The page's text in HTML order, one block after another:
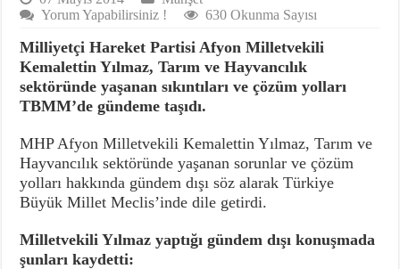
Yorum Yapabilirsiniz !
630 Okunma Sayısı
Milliyetçi Hareket Partisi Afyon Milletvekili
Kemalettin Yılmaz, Tarım ve Hayvancılık
sektöründe yaşanan sıkıntıları ve çözüm yolları
TBMM’de gündeme taşıdı.
MHP Afyon Milletvekili Kemalettin Yılmaz, Tarım ve
Hayvancılık sektöründe yaşanan sorunlar ve çözüm
yolları hakkında gündem dışı söz alarak Türkiye
Büyük Millet Meclis’inde dile getirdi.
Milletvekili Yılmaz yaptığı gündem dışı konuşmada
şunları kaydetti: